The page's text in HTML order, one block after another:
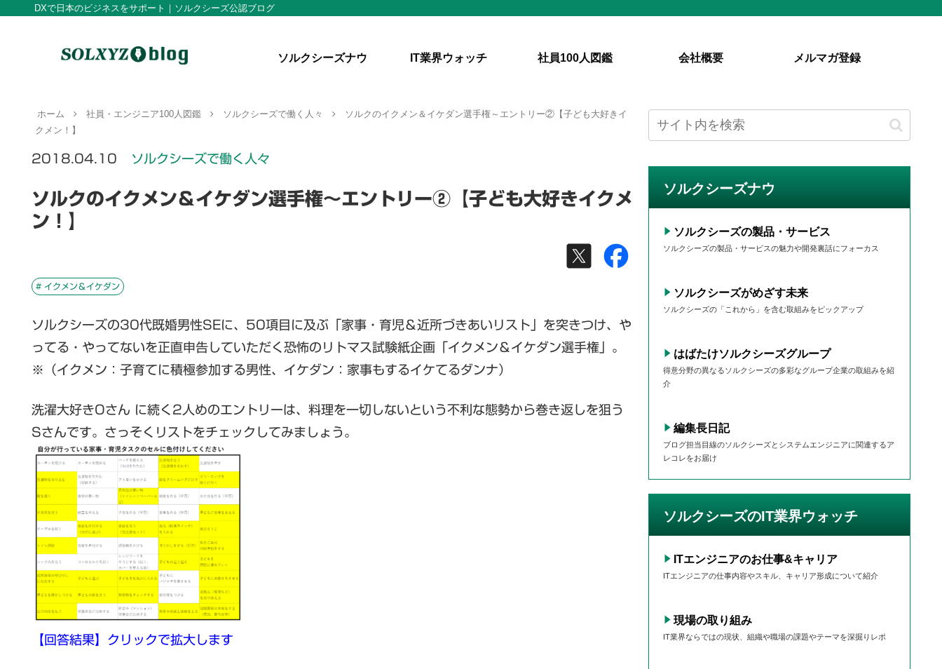
DXで日本のビジネスをサポート｜ソルクシーズ公認ブログ
ソルクシーズナウ IT業界ウォッチ 社員100人図鑑 会社概要 メルマガ登録
ホーム 社員・エンジニア100人図鑑 ソルクシーズで働く人々
ソルクのイクメン＆イケダン選手権～エントリー②【子ども大好きイ
クメン！】
2018.04.10 ソルクシーズで働く人々
ソルクのイクメン＆イケダン選手権～エントリー②【子ども大好きイクメ
ン！】
# イクメン＆イケダン
ソルクシーズの30代既婚男性SEに、50項目に及ぶ「家事・育児＆近所づきあいリスト」を突きつけ、や
ってる・やってないを正直申告していただく恐怖のリトマス試験紙企画「イクメン＆イケダン選手権」。
※（イクメン：子育てに積極参加する男性、イケダン：家事もするイケてるダンナ）
洗濯大好きOさん に続く2人めのエントリーは、料理を一切しないという不利な態勢から巻き返しを狙う
Sさんです。さっそくリストをチェックしてみましょう。
【回答結果】クリックで拡大します
ソルクシーズナウ
ソルクシーズの製品・サービス
ソルクシーズの製品・サービスの魅力や開発裏話にフォーカス
ソルクシーズがめざす未来
ソルクシーズの「これから」を含む取組みをピックアップ
はばたけソルクシーズグループ
得意分野の異なるソルクシーズの多彩なグループ企業の取組みを紹
介
編集長日記
ブログ担当目線のソルクシーズとシステムエンジニアに関連するア
レコレをお届け
ソルクシーズのIT業界ウォッチ
ITエンジニアのお仕事&キャリア
ITエンジニアの仕事内容やスキル、キャリア形成について紹介
現場の取り組み
IT業界ならではの現状、組織や職場の課題やテーマを深掘りレポ